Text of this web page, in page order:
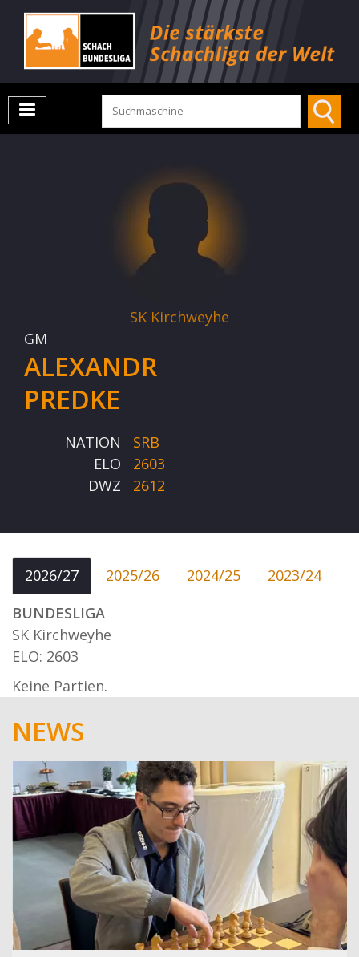
SK Kirchweyhe
GM
ALEXANDR
PREDKE
NATION
SRB
ELO
2603
DWZ
2612
2026/27 2025/26 2024/25
2023/24
BUNDESLIGA
SK Kirchweyhe
ELO: 2603
Keine Partien.
NEWS